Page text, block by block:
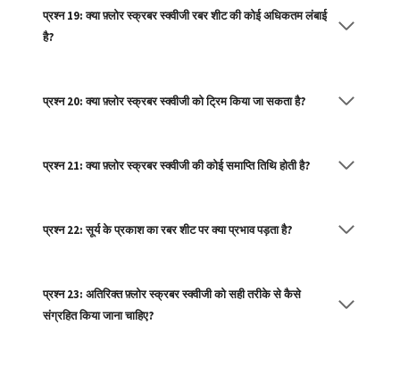
प्रश्न 19: क्या फ़्लोर स्क्रबर स्क्वीजी रबर शीट की कोई अधिकतम लंबाई
है?
प्रश्न 20: क्या फ़्लोर स्क्रबर स्क्वीजी को ट्रिम किया जा सकता है?
प्रश्न 21: क्या फ़्लोर स्क्रबर स्क्वीजी की कोई समाप्ति तिथि होती है?
प्रश्न 22: सूर्य के प्रकाश का रबर शीट पर क्या प्रभाव पड़ता है?
प्रश्न 23: अतिरिक्त फ़्लोर स्क्रबर स्क्वीजी को सही तरीके से कैसे
संग्रहित किया जाना चाहिए?